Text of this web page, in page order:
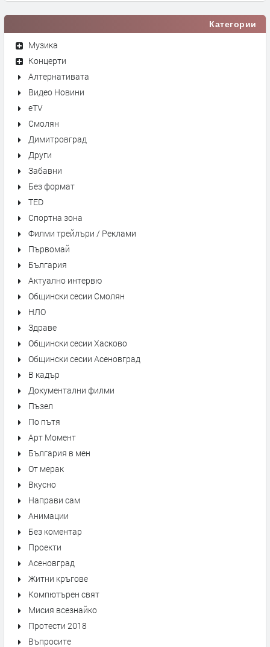
Категории
Музика
Концерти
Алтернативата
Видео Новини
eTV
Смолян
Димитровград
Други
Забавни
Без формат
TED
Спортна зона
Филми трейлъри / Реклами
Първомай
България
Актуално интервю
Общински сесии Смолян
НЛО
Здраве
Общински сесии Хасково
Общински сесии Асеновград
В кадър
Документални филми
Пъзел
По пътя
Арт Момент
България в мен
От мерак
Вкусно
Направи сам
Анимации
Без коментар
Проекти
Асеновград
Житни кръгове
Компютърен свят
Мисия всезнайко
Протести 2018
Въпросите